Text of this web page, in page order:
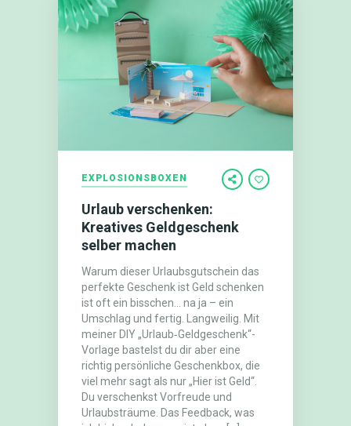
EXPLOSIONSBOXEN
Urlaub verschenken:
Kreatives Geldgeschenk
selber machen
Warum dieser Urlaubsgutschein das
perfekte Geschenk ist Geld schenken
ist oft ein bisschen… na ja – ein
Umschlag und fertig. Langweilig. Mit
meiner DIY „Urlaub‑Geldgeschenk“-
Vorlage bastelst du dir aber eine
richtig persönliche Geschenkbox, die
viel mehr sagt als nur „Hier ist Geld“.
Du verschenkst Vorfreude und
Urlaubsträume. Das Feedback, was